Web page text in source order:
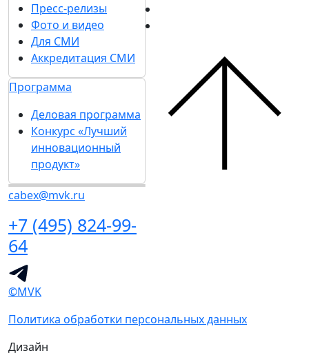
Пресс-релизы
Фото и видео
Для СМИ
Аккредитация СМИ
Программа
Деловая программа
Конкурс «Лучший
инновационный
продукт»
cabex@mvk.ru
+7 (495) 824-99-
64
©MVK
Политика обработки персональных данных
Дизайн